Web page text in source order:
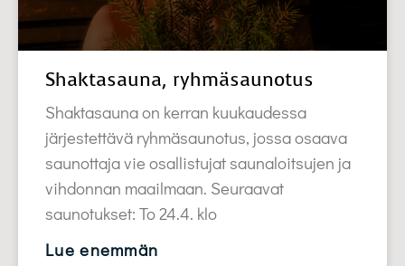
Shaktasauna, ryhmäsaunotus
Shaktasauna on kerran kuukaudessa
järjestettävä ryhmäsaunotus, jossa osaava
saunottaja vie osallistujat saunaloitsujen ja
vihdonnan maailmaan. Seuraavat
saunotukset: To 24.4. klo
Lue enemmän